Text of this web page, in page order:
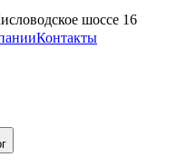
шоссе 16
Контакты